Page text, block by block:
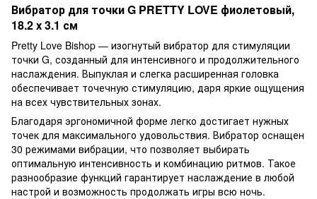
Вибратор для точки G PRETTY LOVE фиолетовый,
18.2 х 3.1 см
Pretty Love Bishop — изогнутый вибратор для стимуляции
точки G, созданный для интенсивного и продолжительного
наслаждения. Выпуклая и слегка расширенная головка
обеспечивает точечную стимуляцию, даря яркие ощущения
на всех чувствительных зонах.
Благодаря эргономичной форме легко достигает нужных
точек для максимального удовольствия. Вибратор оснащен
30 режимами вибрации, что позволяет выбирать
оптимальную интенсивность и комбинацию ритмов. Такое
разнообразие функций гарантирует наслаждение в любой
настрой и возможность продолжать игры всю ночь.